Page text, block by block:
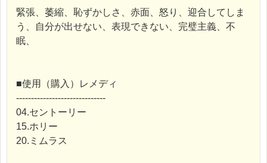
緊張、萎縮、恥ずかしさ、赤面、怒り、迎合してしま
う、自分が出せない、表現できない、完璧主義、不
眠、
■使用（購入）レメディ
------------------------------
04.セントーリー
15.ホリー
20.ミムラス